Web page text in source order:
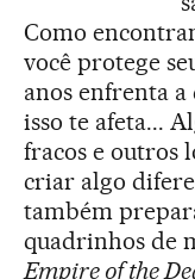
Como
você protege
anos enfrenta
isso te afeta...
fracos e outros
criar algo
também
quadrinhos de
Empire of the